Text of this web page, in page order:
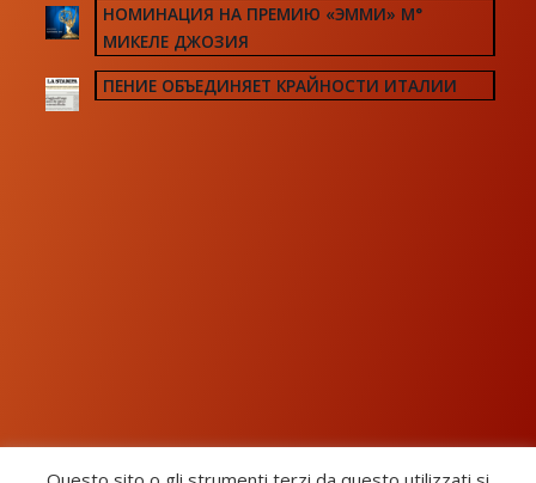
НОМИНАЦИЯ НА ПРЕМИЮ «ЭММИ» М°
МИКЕЛЕ ДЖОЗИЯ
ПЕНИЕ ОБЪЕДИНЯЕТ КРАЙНОСТИ ИТАЛИИ